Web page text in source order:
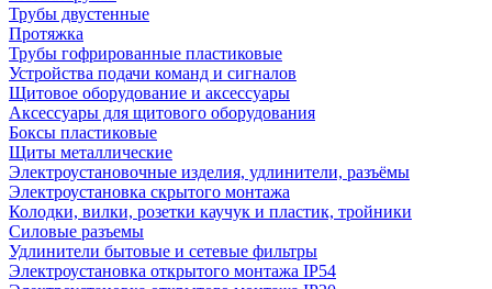
Трубы двустенные
Протяжка
Трубы гофрированные пластиковые
Устройства подачи команд и сигналов
Щитовое оборудование и аксессуары
Аксессуары для щитового оборудования
Боксы пластиковые
Щиты металлические
Электроустановочные изделия, удлинители, разъёмы
Электроустановка скрытого монтажа
Колодки, вилки, розетки каучук и пластик, тройники
Силовые разъемы
Удлинители бытовые и сетевые фильтры
Электроустановка открытого монтажа IP54